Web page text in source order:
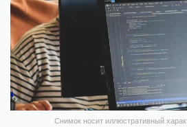
Снимок носит иллюстративный